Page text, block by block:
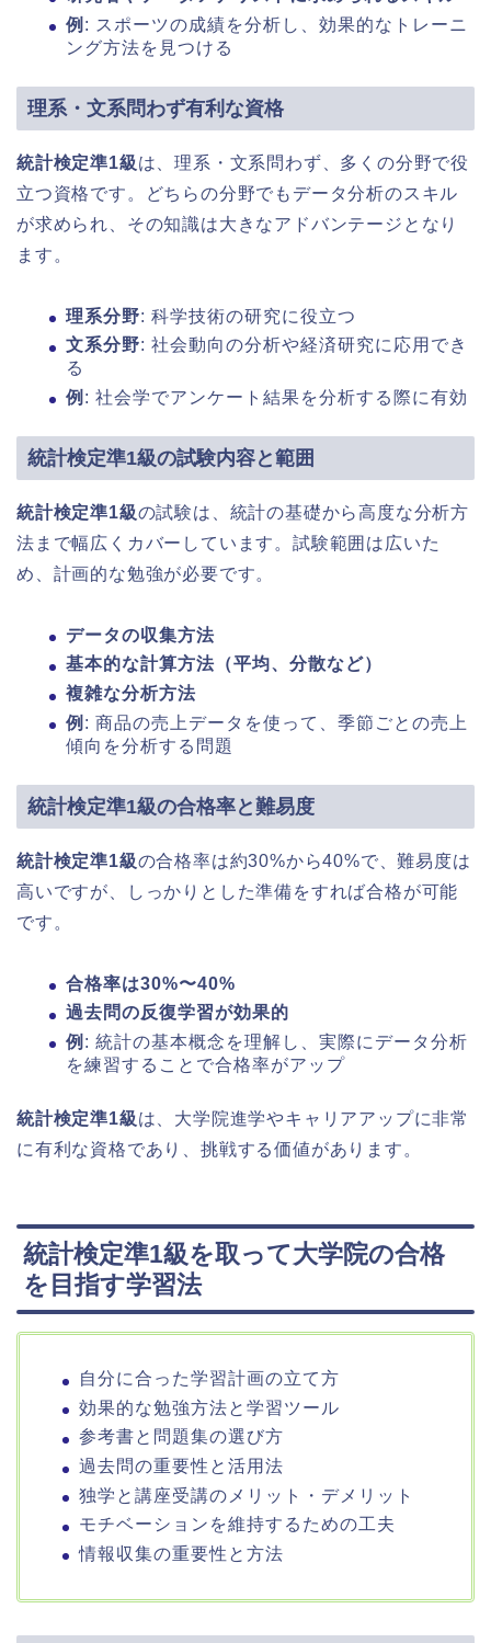
例 : スポーツの成績を分析し、効果的なトレーニ
ング方法を見つける
理系・文系問わず有利な資格
統計検定準1級は、理系・文系問わず、多くの分野で役
立つ資格です。どちらの分野でもデータ分析のスキル
が求められ、その知識は大きなアドバンテージとなり
ます。
理系分野: 科学技術の研究に役立つ
文系分野: 社会動向の分析や経済研究に応用でき
る
例 : 社会学でアンケート結果を分析する際に有効
統計検定準1級の試験内容と範囲
統計検定準1級の試験は、統計の基礎から高度な分析方
法まで幅広くカバーしています。試験範囲は広いた
め、計画的な勉強が必要です。
データの収集方法
基本的な計算方法（平均、分散など）
複雑な分析方法
例 : 商品の売上データを使って、季節ごとの売上
傾向を分析する問題
統計検定準1級の合格率と難易度
統計検定準1級の合格率は約30%から40%で、難易度は
高いですが、しっかりとした準備をすれば合格が可能
です。
合格率は30%〜40%
過去問の反復学習が効果的
例 : 統計の基本概念を理解し、実際にデータ分析
を練習することで合格率がアップ
統計検定準1級は、大学院進学やキャリアアップに非常
に有利な資格であり、挑戦する価値があります。
統計検定準1級を取って大学院の合格
を目指す学習法
自分に合った学習計画の立て方
効果的な勉強方法と学習ツール
参考書と問題集の選び方
過去問の重要性と活用法
独学と講座受講のメリット・デメリット
モチベーションを維持するための工夫
情報収集の重要性と方法